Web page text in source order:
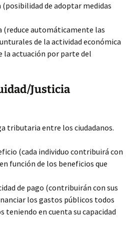
de adoptar medidas
(reduce automáticamente las
de la actividad económica
la actuación por parte del
Justicia
tributaria entre los ciudadanos.
(cada individuo contribuirá con
función de los beneficios que
de pago (contribuirán con sus
los gastos públicos todos
teniendo en cuenta su capacidad